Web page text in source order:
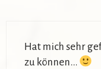
Hat mich sehr
zu können…